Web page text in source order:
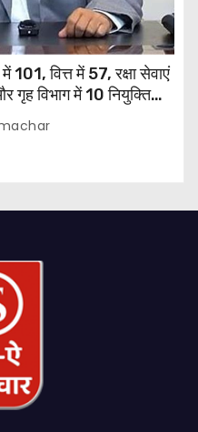
वित्त में 57, रक्षा सेवाएं
गृह विभाग में 10 नियुक्तियां